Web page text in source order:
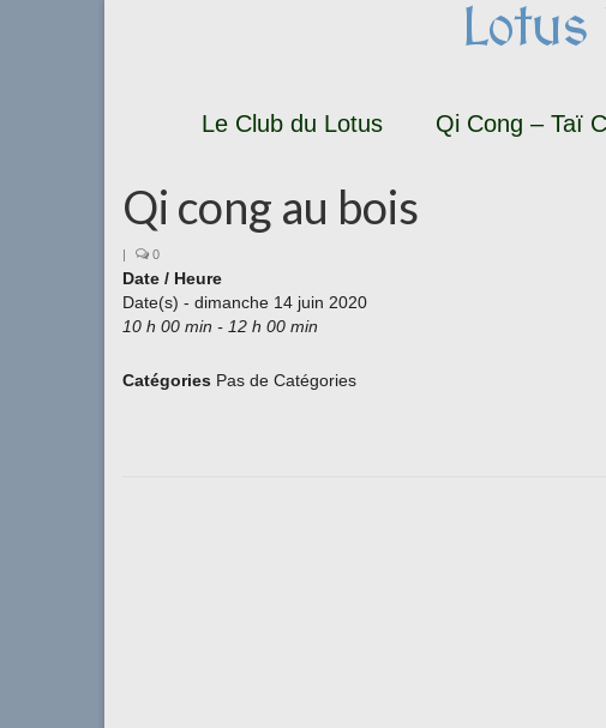
Le Club du Lotus Qi Cong – Taï
Qi cong au bois
| 0
Date / Heure
Date(s) - dimanche 14 juin 2020
10 h 00 min - 12 h 00 min
Catégories Pas de Catégories